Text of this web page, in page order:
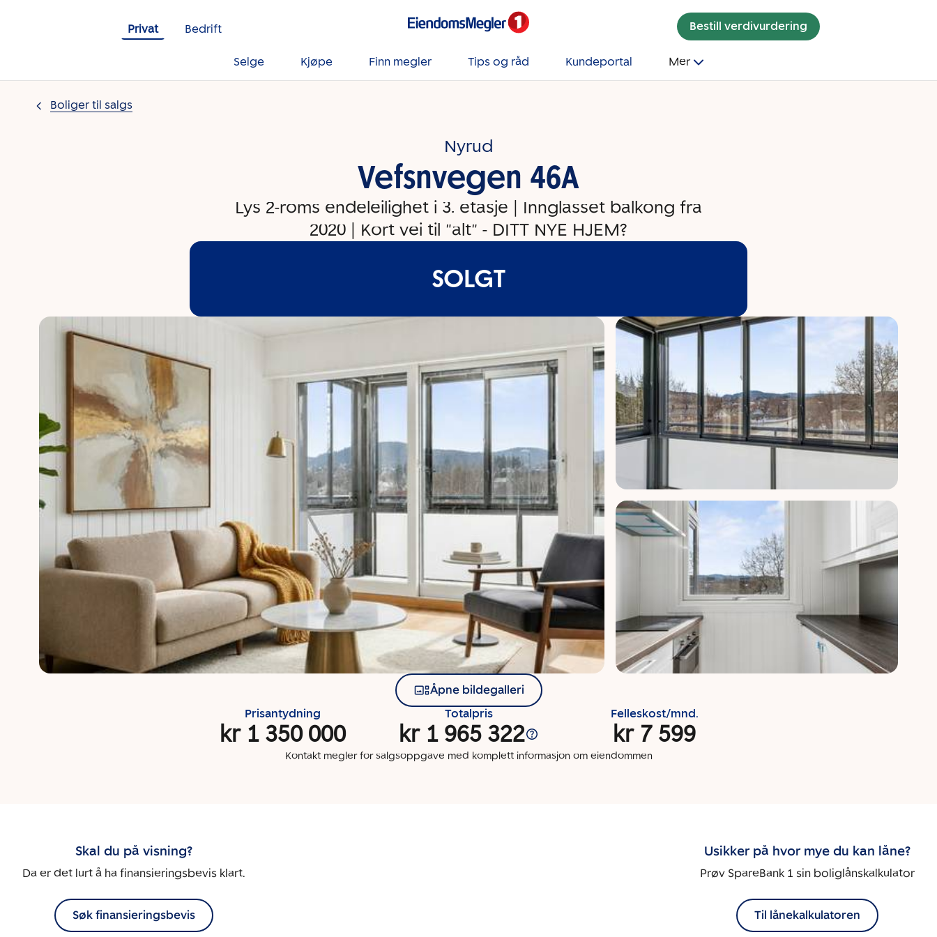
Privat
Bedrift Bestill verdivurdering
Selge Kjøpe Finn megler Tips og råd Kundeportal Mer
Boliger til salgs
Nyrud
Vefsnvegen 46A
Lys 2-roms endeleilighet i 3. etasje | Innglasset balkong fra
2020 | Kort vei til "alt" - DITT NYE HJEM?
SOLGT
Åpne bildegalleri
Prisantydning
kr 1 350 000
Totalpris
kr 1 965 322
Felleskost/mnd.
kr 7 599
Kontakt megler for salgsoppgave med komplett informasjon om eiendommen
Skal du på visning?
Da er det lurt å ha finansieringsbevis klart.
Søk finansieringsbevis
Usikker på hvor mye du kan låne?
Prøv SpareBank 1 sin boliglånskalkulator
Til lånekalkulatoren